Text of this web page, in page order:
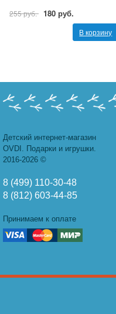
255 руб. 180 руб.
В корзину
Детский интернет-магазин
OVDI. Подарки и игрушки.
2016-2026 ©
8 (499) 110-30-48
8 (812) 603-44-85
Принимаем к оплате